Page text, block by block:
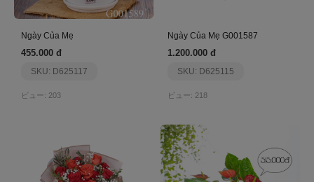
Ngày Của Mẹ
455.000 đ
SKU: D625117
ビュー: 203
Ngày Của Mẹ G001587
1.200.000 đ
SKU: D625115
ビュー: 218